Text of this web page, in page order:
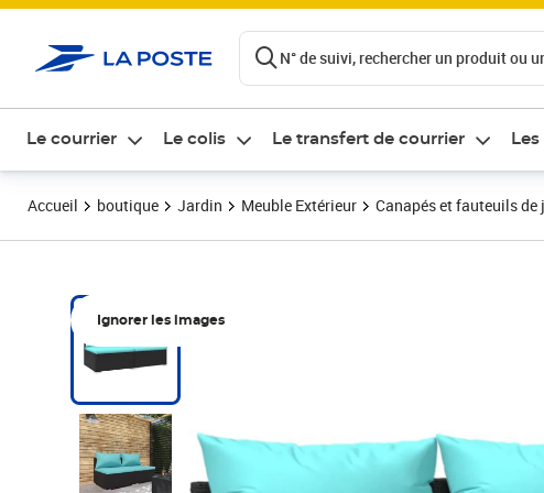
N° de suivi, rechercher un produit ou
Le courrier Le colis Le transfert de courrier
Accueil boutique Jardin Meuble Extérieur Canapés et fauteuils de
Ignorer les images